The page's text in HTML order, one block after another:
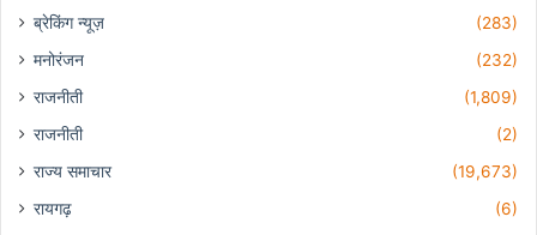
ब्रेकिंग न्यूज़
(283)
मनोरंजन
(232)
राजनीती
(1,809)
राजनीती
(2)
राज्य समाचार
(19,673)
रायगढ़
(6)